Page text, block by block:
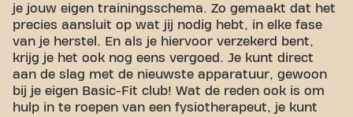
je jouw eigen trainingsschema. Zo gemaakt dat het
precies aansluit op wat jij nodig hebt, in elke fase
van je herstel. En als je hiervoor verzekerd bent,
krijg je het ook nog eens vergoed. Je kunt direct
aan de slag met de nieuwste apparatuur, gewoon
bij je eigen Basic-Fit club! Wat de reden ook is om
hulp in te roepen van een fysiotherapeut, je kunt